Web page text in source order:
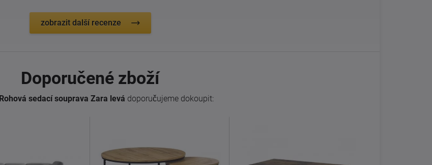
zobrazit další recenze
Doporučené zboží
Rohová sedací souprava Zara levá doporučujeme dokoupit: